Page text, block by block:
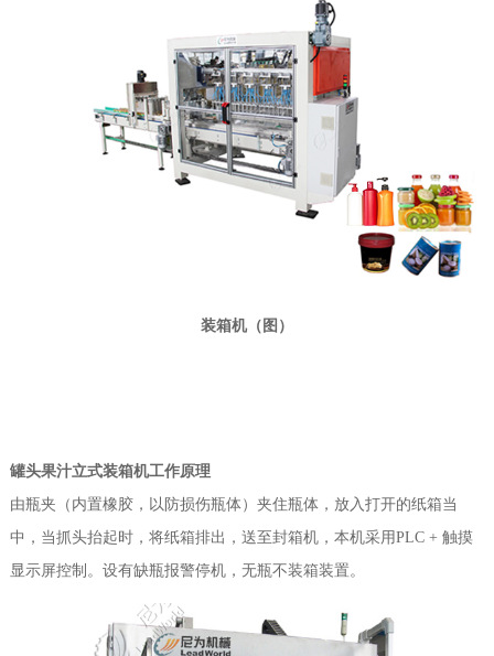
装箱机（图）
罐头果汁立式装箱机工作原理
由瓶夹（内置橡胶，以防损伤瓶体）夹住瓶体，放入打开的纸箱当
中，当抓头抬起时，将纸箱排出，送至封箱机，本机采用PLC + 触摸
显示屏控制。设有缺瓶报警停机，无瓶不装箱装置。